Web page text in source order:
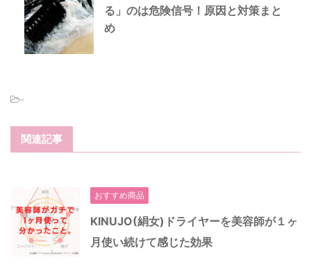
る」のは危険信号！原因と対策まと
め
-
関連記事
おすすめ商品
KINUJO(絹女)ドライヤーを美容師が１ヶ
月使い続けて感じた効果